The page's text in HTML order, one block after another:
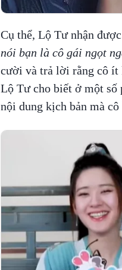
Cụ thể, Lộ Tư nhận
nói bạn là cô gái ngọt
cười và trả lời rằng cô ít
Lộ Tư cho biết ở một số
nội dung kịch bản mà